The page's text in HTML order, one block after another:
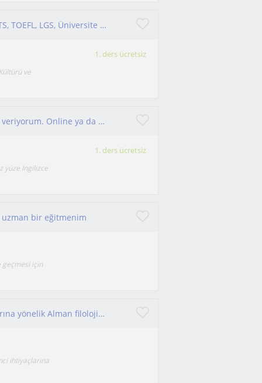
Her Yaş Grubuna İngilizce Özel Ders | YDS, IELTS, TOEFL, LGS, Üniversite Hazırlık
1. ders ücretsiz
ve
Uygun fiyatlı ihtiyaca yönelik ingilizce özel ders veriyorum. Online ya da yüz yüze
1. ders ücretsiz
yüze Ingilizce
bir eğitmenim
için
İzmir’de çocuk ve yetişkin öğrencilerin ihtiyaçlarına yönelik Alman filolojisi eğitimim kapsamında eğlenceli eğitim veriyorum
ihtiyaçlarina